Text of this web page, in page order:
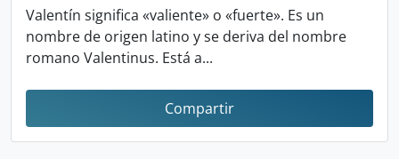
Valentín significa «valiente» o «fuerte». Es un
nombre de origen latino y se deriva del nombre
romano Valentinus. Está a...
Compartir